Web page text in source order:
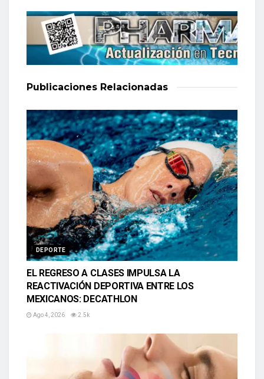
Publicaciones Relacionadas
DEPORTE
EL REGRESO A CLASES IMPULSA LA
REACTIVACIÓN DEPORTIVA ENTRE LOS
MEXICANOS: DECATHLON
Ago 4, 2026 2.5k